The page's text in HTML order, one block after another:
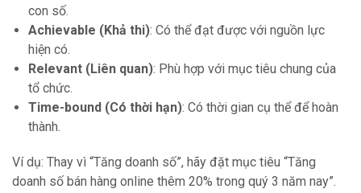
con số.
Achievable (Khả thi): Có thể đạt được với nguồn lực
hiện có.
Relevant (Liên quan): Phù hợp với mục tiêu chung của
tổ chức.
Time-bound (Có thời hạn): Có thời gian cụ thể để hoàn
thành.
Ví dụ: Thay vì “Tăng doanh số”, hãy đặt mục tiêu “Tăng
doanh số bán hàng online thêm 20% trong quý 3 năm nay”.